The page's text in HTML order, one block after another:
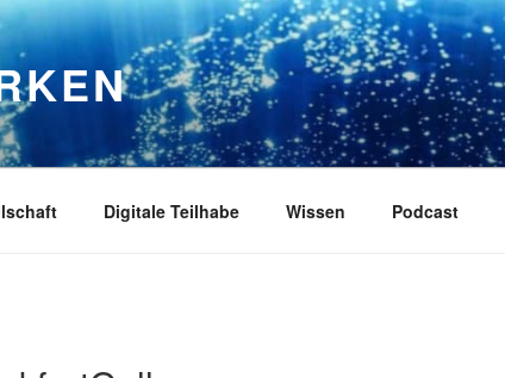
Digitale Teilhabe Wissen Podcast